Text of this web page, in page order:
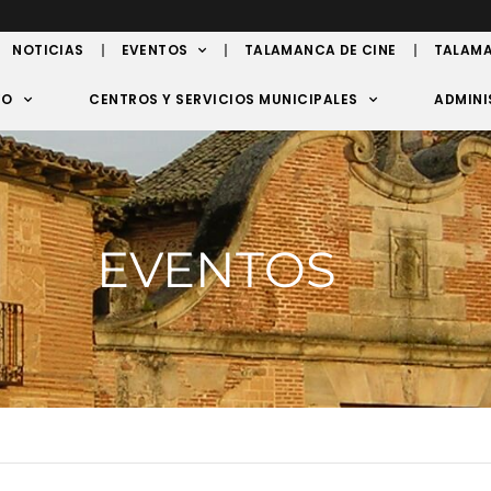
NOTICIAS
EVENTOS TALAMANCA DE CINE
CENTROS Y SERVICIOS MUNICIPALES
EVENTOS